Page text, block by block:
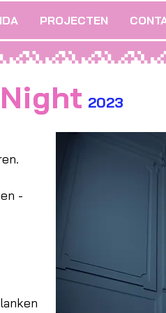
PROJECTEN
2023
-